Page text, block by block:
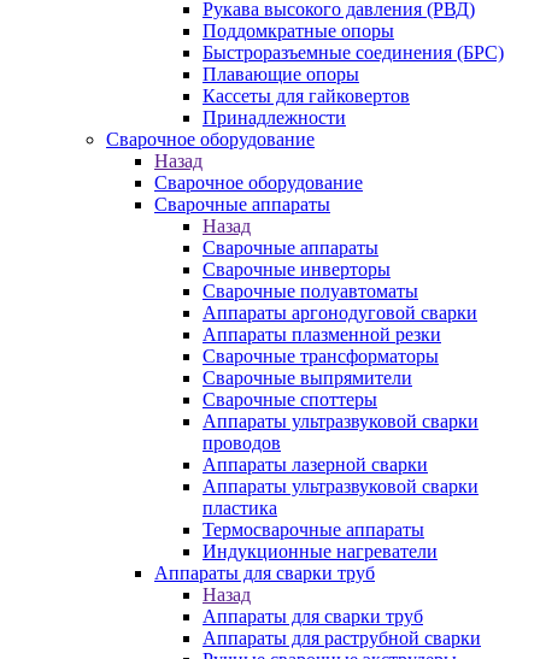
Рукава высокого давления (РВД)
Поддомкратные опоры
Быстроразъемные соединения (БРС)
Плавающие опоры
Кассеты для гайковертов
Принадлежности
Сварочное оборудование
Назад
Сварочное оборудование
Сварочные аппараты
Назад
Сварочные аппараты
Сварочные инверторы
Сварочные полуавтоматы
Аппараты аргонодуговой сварки
Аппараты плазменной резки
Сварочные трансформаторы
Сварочные выпрямители
Сварочные споттеры
Аппараты ультразвуковой сварки
проводов
Аппараты лазерной сварки
Аппараты ультразвуковой сварки
пластика
Термосварочные аппараты
Индукционные нагреватели
Аппараты для сварки труб
Назад
Аппараты для сварки труб
Аппараты для раструбной сварки